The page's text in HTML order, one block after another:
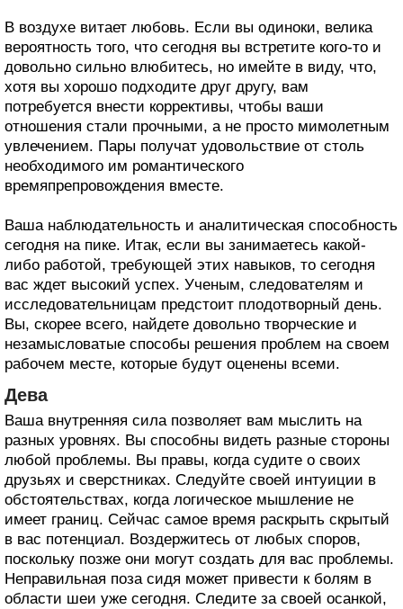
В воздухе витает любовь. Если вы одиноки, велика
вероятность того, что сегодня вы встретите кого-то и
довольно сильно влюбитесь, но имейте в виду, что,
хотя вы хорошо подходите друг другу, вам
потребуется внести коррективы, чтобы ваши
отношения стали прочными, а не просто мимолетным
увлечением. Пары получат удовольствие от столь
необходимого им романтического
времяпрепровождения вместе.
Ваша наблюдательность и аналитическая способность
сегодня на пике. Итак, если вы занимаетесь какой-
либо работой, требующей этих навыков, то сегодня
вас ждет высокий успех. Ученым, следователям и
исследовательницам предстоит плодотворный день.
Вы, скорее всего, найдете довольно творческие и
незамысловатые способы решения проблем на своем
рабочем месте, которые будут оценены всеми.
Дева
Ваша внутренняя сила позволяет вам мыслить на
разных уровнях. Вы способны видеть разные стороны
любой проблемы. Вы правы, когда судите о своих
друзьях и сверстниках. Следуйте своей интуиции в
обстоятельствах, когда логическое мышление не
имеет границ. Сейчас самое время раскрыть скрытый
в вас потенциал. Воздержитесь от любых споров,
поскольку позже они могут создать для вас проблемы.
Неправильная поза сидя может привести к болям в
области шеи уже сегодня. Следите за своей осанкой,